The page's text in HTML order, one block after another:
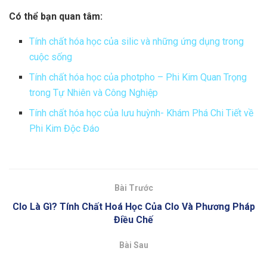
Có thể bạn quan tâm:
Tính chất hóa học của silic và những ứng dụng trong
cuộc sống
Tính chất hóa học của photpho – Phi Kim Quan Trọng
trong Tự Nhiên và Công Nghiệp
Tính chất hóa học của lưu huỳnh- Khám Phá Chi Tiết về
Phi Kim Độc Đáo
Bài Trước
Clo Là Gì? Tính Chất Hoá Học Của Clo Và Phương Pháp
Điều Chế
Bài Sau